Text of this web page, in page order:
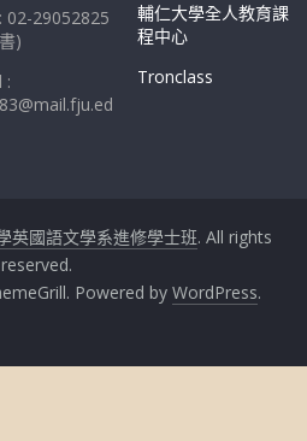
02-29052825
)
:
輔仁大學全人教育課
程中心
Tronclass
英國語文學系進修學士班. All rights
reserved.
Powered by WordPress.